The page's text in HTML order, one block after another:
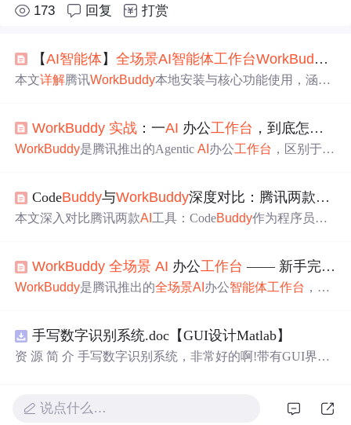
173 回复 打赏
【AI智能体】全场景AI智能体工作台WorkBuddy
本文详解腾讯WorkBuddy本地安装与核心功能使用，涵盖
及探索社区复用等关键 操作。强调其区别于传统对话式AI
的自主规划、本地文件 操作与多模态任务处理能力，适用
WorkBuddy 实战 ：一AI 办公工作台 ，到底怎么用
WorkBuddy是腾讯推出的AgenticAI 办公工作台 ，区别于C
环，支持Craft/Plan/Ask三种工作模式，并通过技能系统、
三层记忆、连接器生态与定时自动化实现全场景办公交
CodeBuddy与WorkBuddy深度对比：腾讯两款AI
本文深入对比腾讯两款AI 工具：CodeBuddy作为程序员专
为 全场景AI办公工作台，具备自然语言任务拆解、Claw远
程控制、多Agents并发执行与定时自动化能力。两者共享
WorkBuddy 全场景 AI 办公工作台 —— 新手完全
WorkBuddy是腾讯推出的全场景AI 办公智能体工作台 ，支
式（Craft/Plan/Ask）、三层记忆系统、MCP生态连接器、
专家系统、自动化任务调度与本地文件安全处理能力，界
手写数字识别系统.doc【GUI设计Matlab】
资 源 简 介 手写数字识别系统，非常好的啊!带有GUI界
带有直观的图形用户界面（GUI），非常容易使用。你只
说点什么…